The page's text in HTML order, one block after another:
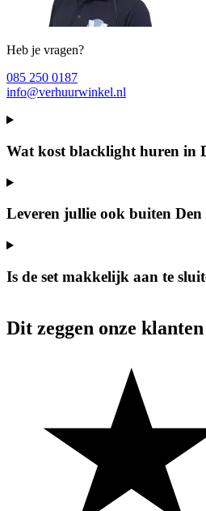
Heb je vragen?
085 250 0187
info@verhuurwinkel.nl
Wat kost blacklight huren in
Leveren jullie ook buiten Den
Is de set makkelijk aan te
Dit zeggen onze klanten